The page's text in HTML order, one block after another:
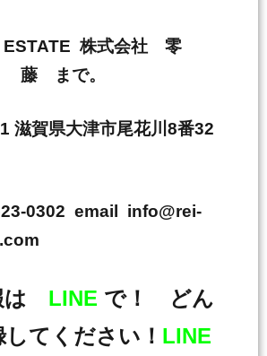
ESTATE 株式会社 零
まで。
滋賀県大津市尾花川8番32
0302 email info@rei-
は LINE で！ どん
てください！ LINE